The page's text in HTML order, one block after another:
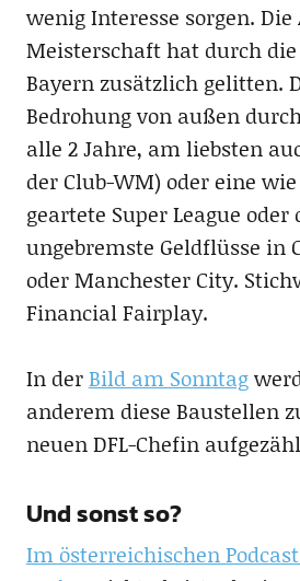
wenig Interesse sorgen.
Meisterschaft hat durch
Bayern zusätzlich gelitten.
Bedrohung von außen
alle 2 Jahre, am liebsten
der Club-WM) oder eine
geartete Super League
ungebremste Geldflüsse in
oder Manchester City.
Financial Fairplay.
In derBild am Sonntag
anderem diese Baustellen
neuen DFL-Chefin
Und sonst so?
Im österreichischen Podcast